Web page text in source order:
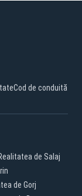
Cod de conduită
de Salaj
de Gorj